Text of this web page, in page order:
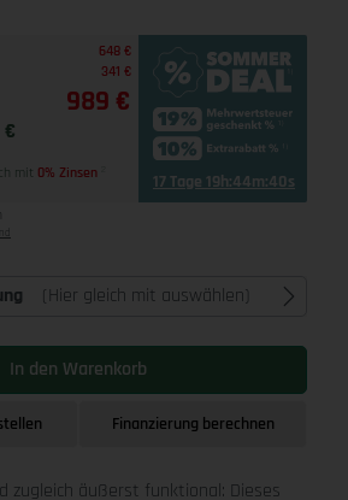
648 €
341 €
989 €
€
mit 0% Zinsen 17 Tage 19h:44m:39s
(Hier gleich mit auswählen)
In den Warenkorb
Finanzierung berechnen
zugleich äußerst funktional: Dieses